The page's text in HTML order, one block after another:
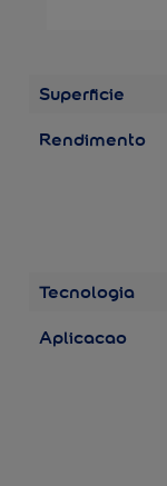
Superficie
Rendimento
Tecnologia
Aplicacao